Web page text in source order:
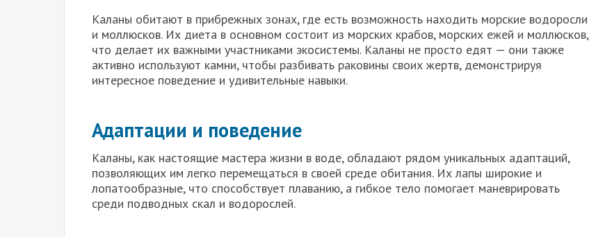
Каланы обитают в прибрежных зонах, где есть возможность находить морские водоросли
и моллюсков. Их диета в основном состоит из морских крабов, морских ежей и моллюсков,
что делает их важными участниками экосистемы. Каланы не просто едят — они также
активно используют камни, чтобы разбивать раковины своих жертв, демонстрируя
интересное поведение и удивительные навыки.
Адаптации и поведение
Каланы, как настоящие мастера жизни в воде, обладают рядом уникальных адаптаций,
позволяющих им легко перемещаться в своей среде обитания. Их лапы широкие и
лопатообразные, что способствует плаванию, а гибкое тело помогает маневрировать
среди подводных скал и водорослей.